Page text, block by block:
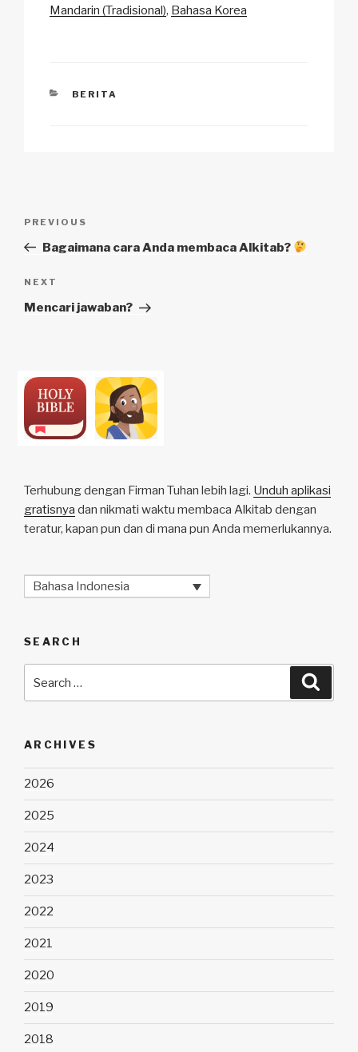
k
Mandarin (Tradisional) Bahasa Korea
CATEGORIES
BERITA
Previous
Post
PREVIOUS
Bagaimana cara Anda membaca Alkitab?
Next
Post
NEXT
Mencari jawaban?
Terhubung dengan Firman Tuhan lebih lagi. Unduh aplikasi
gratisnya dan nikmati waktu membaca Alkitab dengan
teratur, kapan pun dan di mana pun Anda memerlukannya.
Bahasa Indonesia
SEARCH
for:
ARCHIVES
2026
2025
2024
2023
2022
2021
2020
2019
2018